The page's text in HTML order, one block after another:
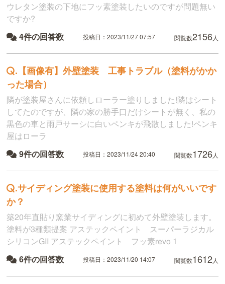
ウレタン塗装の下地にフッ素塗装したいのですが問題無い
ですか?
4件の回答数 投稿日：2023/11/27 07:57 閲覧数2156人
. 【画像有】外壁塗装 工事トラブル（塗料がかか
った場合）
隣が塗装屋さんに依頼しローラー塗りしました!隣はシート
してたのですが、隣の家の勝手口だけシートが無く、私の
黒色の車と雨戸サーシに白いペンキが飛散しました!ペンキ
屋はローラ
9件の回答数 投稿日：2023/11/24 20:40 閲覧数1726人
.サイディング塗装に使用する塗料は何がいいです
か？
築20年直貼り窯業サイディングに初めて外壁塗装します。
塗料が3種類提案 アステックペイント スーパーラジカル
シリコンGII アステックペイント フッ素revo 1
6件の回答数 投稿日：2023/11/20 14:07 閲覧数1612人